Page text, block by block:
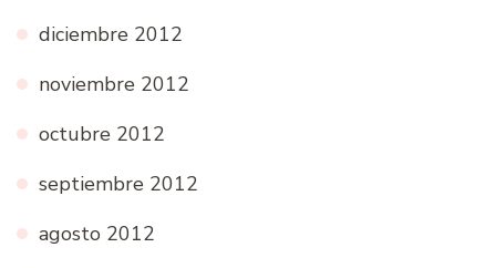
diciembre 2012
noviembre 2012
octubre 2012
septiembre 2012
agosto 2012